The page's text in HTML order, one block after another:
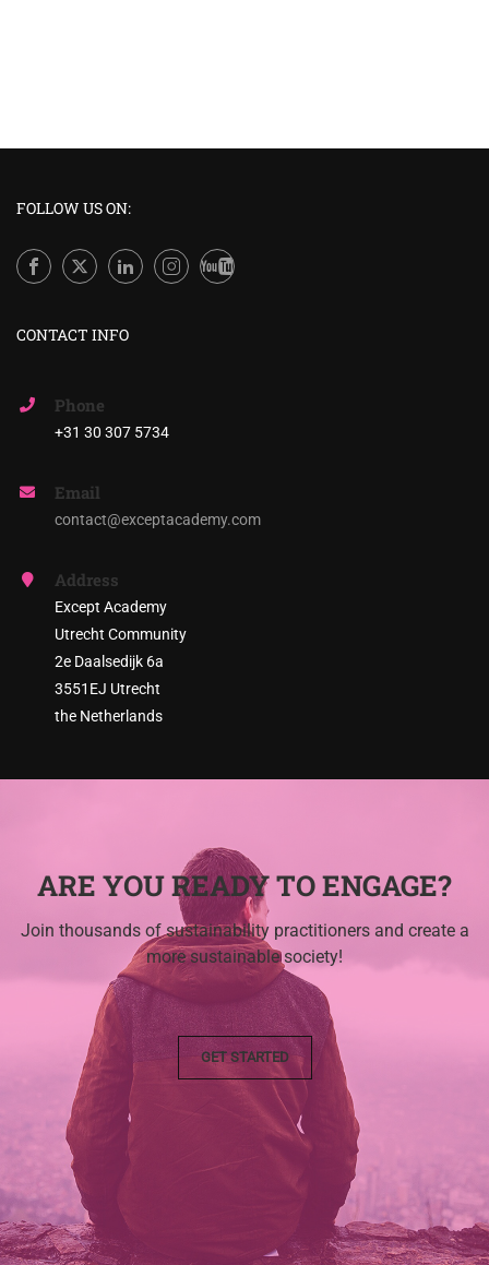
FOLLOW US ON:
CONTACT INFO
Phone
+31 30 307 5734
Email
contact@exceptacademy.com
Address
Except Academy
Utrecht Community
2e Daalsedijk 6a
3551EJ Utrecht
the Netherlands
ARE YOU READY TO ENGAGE?
Join thousands of sustainability practitioners and create a
more sustainable society!
GET STARTED